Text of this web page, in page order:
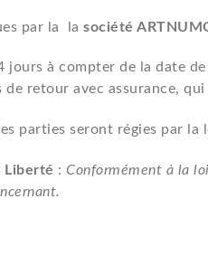
par la la société
jours à compter de la date
de retour avec assurance,
parties seront régies par
Liberté : Conformément à la